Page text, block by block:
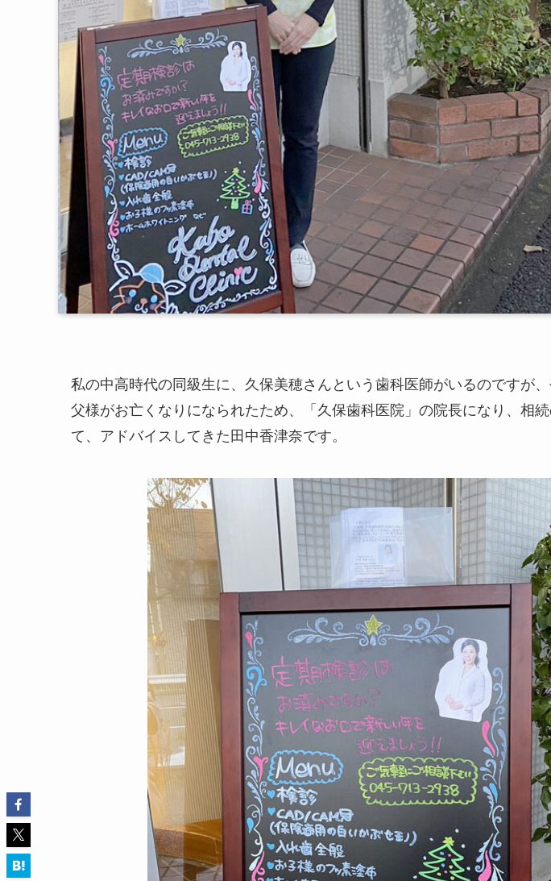
私の中高時代の同級生に、久保美穂さんという歯科医師がいるのですが
父様がお亡くなりになられたため、「久保歯科医院」の院長になり、相
て、アドバイスしてきた田中香津奈です。